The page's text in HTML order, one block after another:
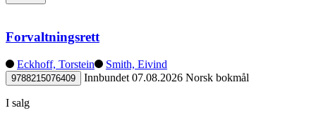
Forvaltningsrett
Eckhoff, Torstein Smith, Eivind
9788215076409 Innbundet 07.08.2026 Norsk bokmål
I salg